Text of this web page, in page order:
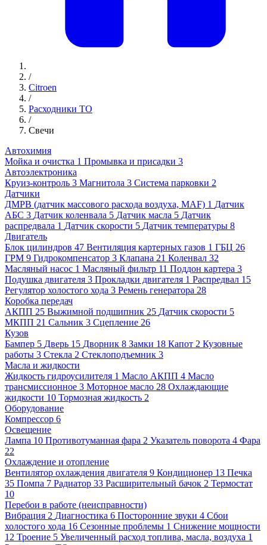
/
Citroen
/
Расходники ТО
/
Свечи
Автохимия
Мойка и очистка 1 Промывка и присадки 3
Автоэлектроника
Круиз-контроль 3 Магнитола 3 Система парковки 2
Датчики
ДМРВ (датчик массового расхода воздуха, MAF) 1 Датчик
АБС 3 Датчик коленвала 5 Датчик масла 5 Датчик
распредвала 1 Датчик скорости 5 Датчик температуры 8
Двигатель
Блок цилиндров 47 Вентиляция картерных газов 1 ГБЦ 26
ГРМ 9 Гидрокомпенсатор 3 Клапана 21 Коленвал 32
Масляный насос 1 Масляный фильтр 11 Поддон картера 3
Подушка двигателя 3 Прокладки двигателя 1 Распредвал 15
Регулятор холостого хода 3 Ремень генератора 28
Коробка передач
АКПП 25 Выжимной подшипник 25 Датчик скорости 5
МКПП 21 Сальник 3 Сцепление 26
Кузов
Бампер 5 Дверь 15 Дворник 8 Замки 18 Капот 2 Кузовные
работы 3 Стекла 2 Стеклоподъемник 3
Масла и жидкости
Жидкость гидроусилителя 1 Масло АКПП 4 Масло
трансмиссионное 3 Моторное масло 28 Охлаждающие
жидкости 10 Тормозная жидкость 2
Оборудование
Компрессор 6
Освещение
Лампа 10 Противотуманная фара 2 Указатель поворота 4 Фара
22
Охлаждение и отопление
Вентилятор охлаждения двигателя 9 Кондиционер 13 Печка
35 Помпа 7 Радиатор 33 Расширительный бачок 2 Термостат
10
Перебои в работе (неисправности)
Вибрация 2 Диагностика 6 Посторонние звуки 4 Сбои
холостого хода 16 Сезонные проблемы 1 Снижение мощности
12 Троение 5 Увеличенный расход топлива, масла, воздуха 1